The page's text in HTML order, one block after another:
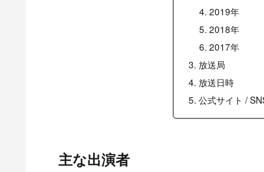
2019年
2018年
2017年
放送局
放送日時
公式サイト /
主な出演者